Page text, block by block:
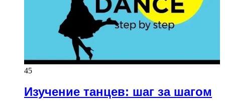
45
Изучение танцев: шаг за шагом